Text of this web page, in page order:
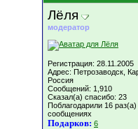
Лёля
модератор
Регистрация: 28.11.2005
Адрес: Петрозаводск,
Россия
Сообщений: 1,910
Сказал(а) спасибо: 23
Поблагодарили 16
сообщениях
Подарков: 6